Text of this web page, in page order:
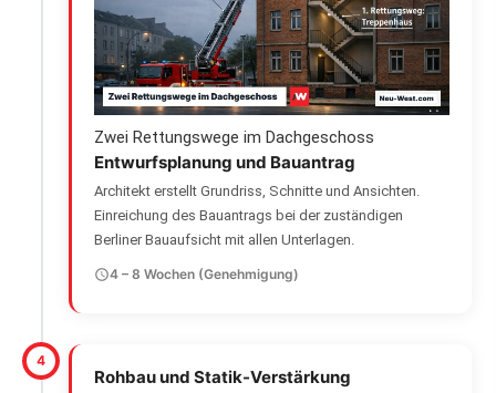
Zwei Rettungswege im Dachgeschoss
Entwurfsplanung und Bauantrag
Architekt erstellt Grundriss, Schnitte und Ansichten.
Einreichung des Bauantrags bei der zuständigen
Berliner Bauaufsicht mit allen Unterlagen.
4 – 8 Wochen (Genehmigung)
4
Rohbau und Statik-Verstärkung